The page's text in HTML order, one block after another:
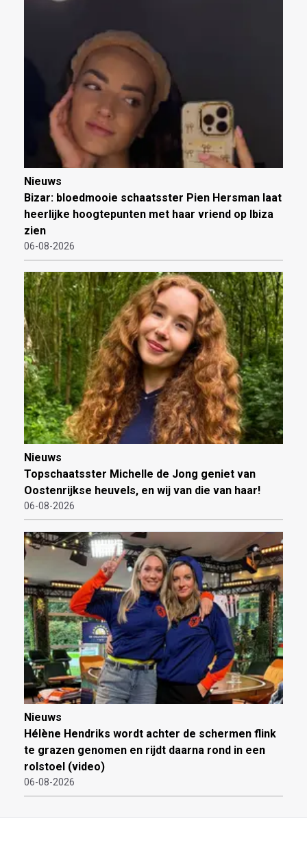
Nieuws
Bizar: bloedmooie schaatsster Pien Hersman laat
heerlijke hoogtepunten met haar vriend op Ibiza
zien
06-08-2026
Nieuws
Topschaatsster Michelle de Jong geniet van
Oostenrijkse heuvels, en wij van die van haar!
06-08-2026
Nieuws
Hélène Hendriks wordt achter de schermen flink
te grazen genomen en rijdt daarna rond in een
rolstoel (video)
06-08-2026